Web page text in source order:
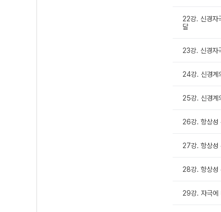
22강. 신경자
달
23강. 신경자
24강. 신경계
25강. 신경계
26강. 항상성
27강. 항상성
28강. 항상성
29강. 자극에